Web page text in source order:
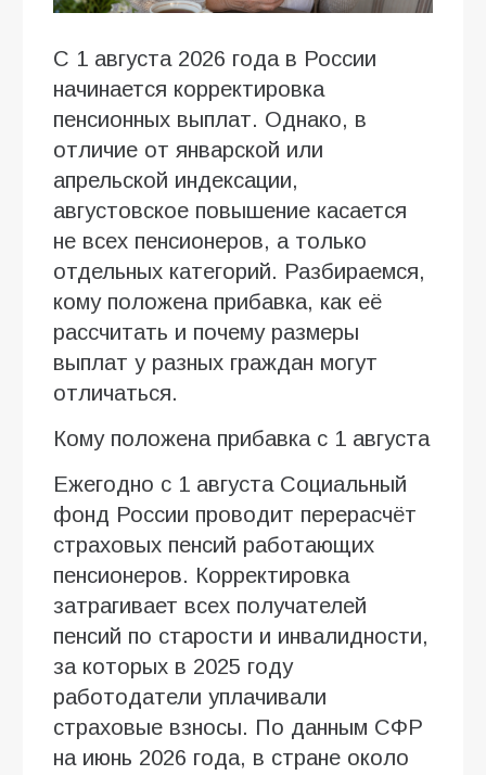
С 1 августа 2026 года в России
начинается корректировка
пенсионных выплат. Однако, в
отличие от январской или
апрельской индексации,
августовское повышение касается
не всех пенсионеров, а только
отдельных категорий. Разбираемся,
кому положена прибавка, как её
рассчитать и почему размеры
выплат у разных граждан могут
отличаться.
Кому положена прибавка с 1 августа
Ежегодно с 1 августа Социальный
фонд России проводит перерасчёт
страховых пенсий работающих
пенсионеров. Корректировка
затрагивает всех получателей
пенсий по старости и инвалидности,
за которых в 2025 году
работодатели уплачивали
страховые взносы. По данным СФР
на июнь 2026 года, в стране около